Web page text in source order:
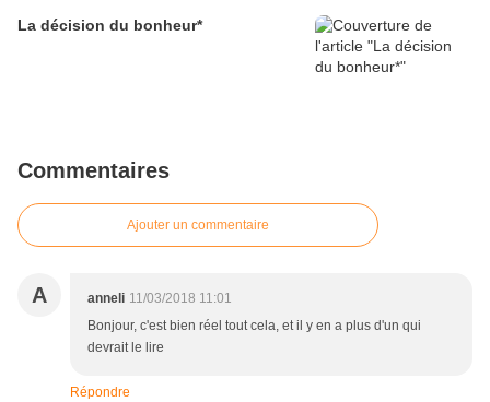
La décision du bonheur*
Commentaires
Ajouter un commentaire
A anneli 11/03/2018 11:01
Bonjour, c'est bien réel tout cela, et il y en a plus d'un qui
devrait le lire
Répondre